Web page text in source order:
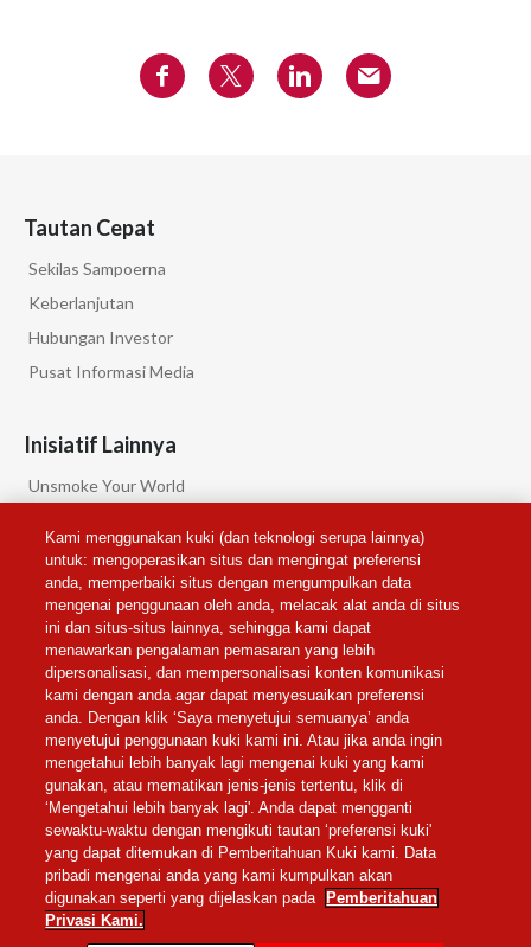
Tautan Cepat
Sekilas Sampoerna
Keberlanjutan
Hubungan Investor
Pusat Informasi Media
Inisiatif Lainnya
Unsmoke Your World
PMI Privacy
Pengaturan Cookie
Ikuti Kami
PRIVACY NOTICE
© Philip Morris Products S.A.
Kami menggunakan kuki (dan teknologi serupa lainnya)
untuk: mengoperasikan situs dan mengingat preferensi
anda, memperbaiki situs dengan mengumpulkan data
mengenai penggunaan oleh anda, melacak alat anda di situs
ini dan situs-situs lainnya, sehingga kami dapat
menawarkan pengalaman pemasaran yang lebih
dipersonalisasi, dan mempersonalisasi konten komunikasi
kami dengan anda agar dapat menyesuaikan preferensi
anda. Dengan klik ‘Saya menyetujui semuanya’ anda
menyetujui penggunaan kuki kami ini. Atau jika anda ingin
mengetahui lebih banyak lagi mengenai kuki yang kami
gunakan, atau mematikan jenis-jenis tertentu, klik di
‘Mengetahui lebih banyak lagi'. Anda dapat mengganti
sewaktu-waktu dengan mengikuti tautan ‘preferensi kuki'
yang dapat ditemukan di Pemberitahuan Kuki kami. Data
pribadi mengenai anda yang kami kumpulkan akan
digunakan seperti yang dijelaskan pada
Pemberitahuan
Privasi Kami.